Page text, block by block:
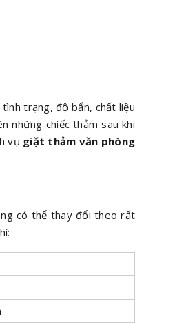
trạng, độ bẩn, chất liệu
những chiếc thảm sau khi
vụ giặt thảm văn phòng
có thể thay đổi theo rất